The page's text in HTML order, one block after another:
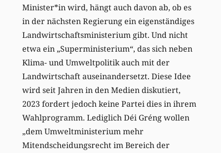
Minister*in wird, hängt auch davon ab, ob es
in der nächsten Regierung ein eigenständiges
Landwirtschaftsministerium gibt. Und nicht
etwa ein „Superministerium“, das sich neben
Klima- und Umweltpolitik auch mit der
Landwirtschaft auseinandersetzt. Diese Idee
wird seit Jahren in den Medien diskutiert,
2023 fordert jedoch keine Partei dies in ihrem
Wahlprogramm. Lediglich Déi Gréng wollen
„dem Umweltministerium mehr
Mitendscheidungsrecht im Bereich der